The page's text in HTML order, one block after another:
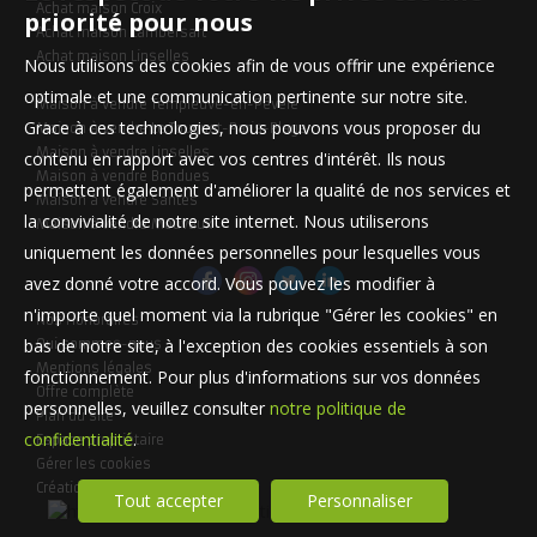
Achat maison Croix
Achat maison Lambersart
Achat maison Linselles
Maison à vendre Templeuve-en-Pévèle
Maison à vendre Le Touquet-Paris-Plage
Maison à vendre Linselles
Maison à vendre Bondues
Maison à vendre Santes
Maison à vendre Mouvaux
Nos Honoraires
Qui sommes-nous
Mentions légales
Offre complète
Plan du site
Espace propriétaire
Gérer les cookies
Création site internet immobilier
priorité pour nous
Nous utilisons des cookies afin de vous offrir une expérience
optimale et une communication pertinente sur notre site.
Grace à ces technologies, nous pouvons vous proposer du
contenu en rapport avec vos centres d'intérêt. Ils nous
permettent également d'améliorer la qualité de nos services et
la convivialité de notre site internet. Nous utiliserons
uniquement les données personnelles pour lesquelles vous
avez donné votre accord. Vous pouvez les modifier à
n'importe quel moment via la rubrique "Gérer les cookies" en
bas de notre site, à l'exception des cookies essentiels à son
fonctionnement. Pour plus d'informations sur vos données
personnelles, veuillez consulter notre politique de
confidentialité.
Tout accepter Personnaliser